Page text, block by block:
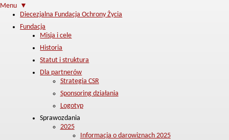
Menu ▼
Diecezjalna Fundacja Ochrony Życia
Fundacja
Misja i cele
Historia
Statut i struktura
Dla partnerów
Strategia CSR
Sponsoring działania
Logotyp
Sprawozdania
2025
Informacja o darowiznach 2025